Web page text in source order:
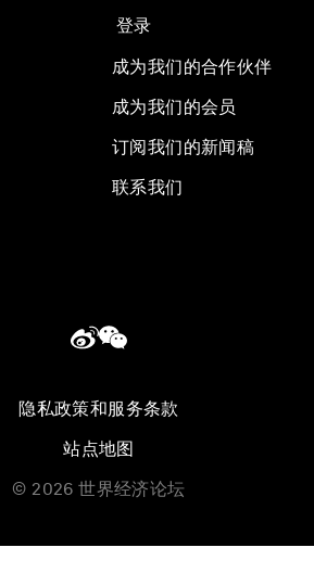
登录
成为我们的合作伙伴
成为我们的会员
订阅我们的新闻稿
联系我们
隐私政策和服务条款
站点地图
© 2026 世界经济论坛